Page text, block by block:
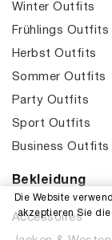
Winter Outfits
Frühlings Outfits
Herbst Outfits
Sommer Outfits
Party Outfits
Sport Outfits
Business Outfits
Bekleidung
Accessoires
Die Website
akzeptieren Sie die